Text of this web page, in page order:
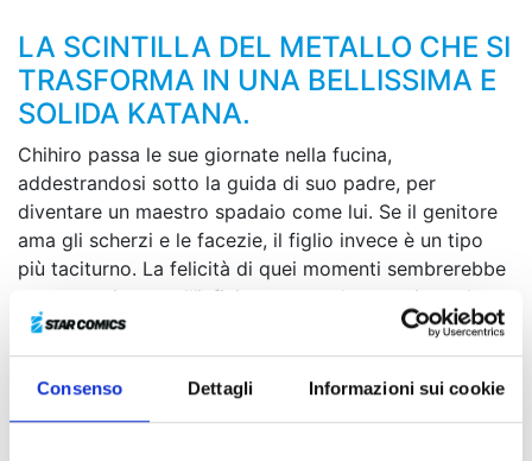
Consenso Dettagli Informazioni sui cookie
LA SCINTILLA DEL METALLO CHE SI
TRASFORMA IN UNA BELLISSIMA E
SOLIDA KATANA.
Chihiro passa le sue giornate nella fucina,
addestrandosi sotto la guida di suo padre, per
diventare un maestro spadaio come lui. Se il genitore
ama gli scherzi e le facezie, il figlio invece è un tipo
più taciturno. La felicità di quei momenti sembrerebbe
poter continuare all’infinito… ma un brutto giorno la
tragedia bussa alla loro porta. Un legame insanguinato
e una vita che non tornerà più. Nel cuore del ragazzo
adesso brucia solo la fiamma di una determinazione